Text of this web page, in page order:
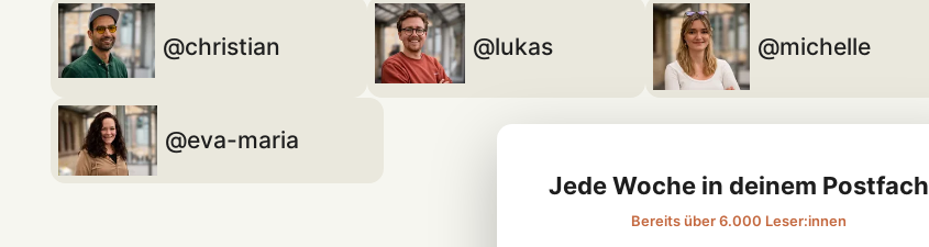
christian lukas michelle
eva-maria
Jede Woche in deinem Postfach
Bereits über 6.000 Leser:innen